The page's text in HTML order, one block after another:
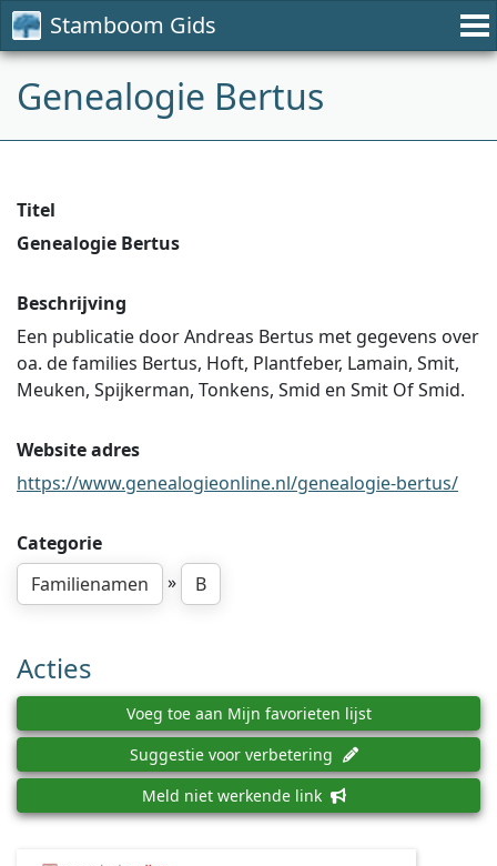
Stamboom Gids
Genealogie Bertus
Titel
Genealogie Bertus
Beschrijving
Een publicatie door Andreas Bertus met gegevens over
oa. de families Bertus, Hoft, Plantfeber, Lamain, Smit,
Meuken, Spijkerman, Tonkens, Smid en Smit Of Smid.
Website adres
https://www.genealogieonline.nl/genealogie-bertus/
Categorie
Familienamen
» B
Acties
Voeg toe aan Mijn favorieten lijst
Suggestie voor verbetering
Meld niet werkende link